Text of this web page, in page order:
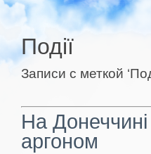
Події
Записи с меткой
На
аргоном